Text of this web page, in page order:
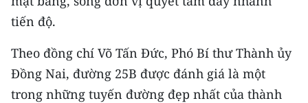
tiến độ.
Theo đồng chí Võ Tấn Đức, Phó Bí thư Thành ủy
Đồng Nai, đường 25B được đánh giá là một
trong những tuyến đường đẹp nhất của thành